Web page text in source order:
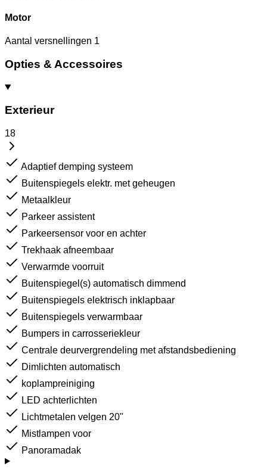
Motor
Aantal versnellingen 1
Opties & Accessoires
Exterieur
18
Adaptief demping systeem
Buitenspiegels elektr. met geheugen
Metaalkleur
Parkeer assistent
Parkeersensor voor en achter
Trekhaak afneembaar
Verwarmde voorruit
Buitenspiegel(s) automatisch dimmend
Buitenspiegels elektrisch inklapbaar
Buitenspiegels verwarmbaar
Bumpers in carrosseriekleur
Centrale deurvergrendeling met afstandsbediening
Dimlichten automatisch
koplampreiniging
LED achterlichten
Lichtmetalen velgen 20"
Mistlampen voor
Panoramadak